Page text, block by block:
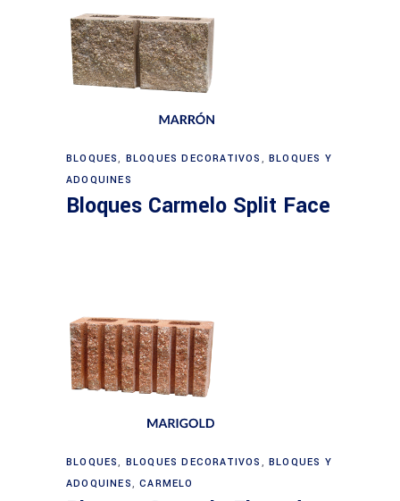
BLOQUES, BLOQUES DECORATIVOS ,BLOQUES Y
ADOQUINES
Bloques Carmelo Split Face
BLOQUES, BLOQUES DECORATIVOS ,BLOQUES Y
ADOQUINES,CARMELO